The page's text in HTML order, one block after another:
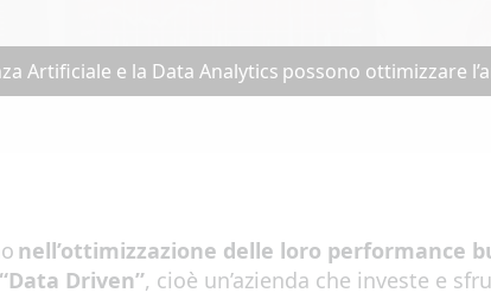
Artificiale e la Data Analytics possono ottimizzare
nell’ottimizzazione delle loro performance
“Data Driven”, cioè un’azienda che investe e